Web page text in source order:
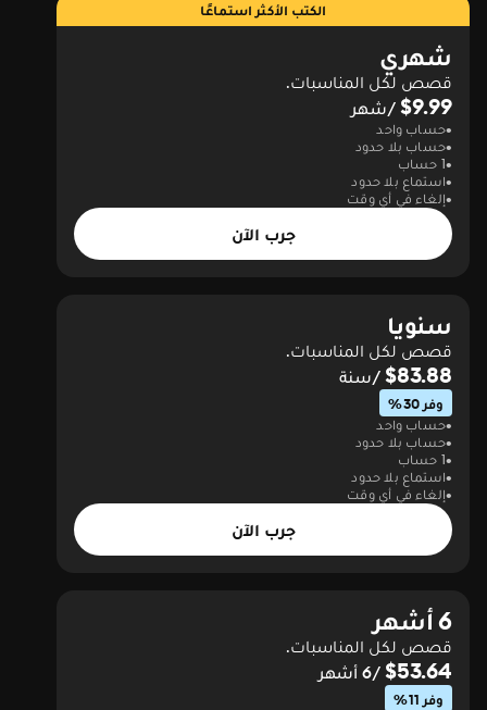
الكتب الأكثر استماعًا
شهري
قصص لكل المناسبات.
$9.99 /شهر
حساب واحد
حساب بلا حدود
1 حساب
استماع بلا حدود
إلغاء في أي وقت
جرب الآن
سنويا
قصص لكل المناسبات.
$83.88 /سنة
وفر 30%
حساب واحد
حساب بلا حدود
1 حساب
استماع بلا حدود
إلغاء في أي وقت
جرب الآن
6 أشهر
قصص لكل المناسبات.
$53.64 /6 أشهر
وفر 11%